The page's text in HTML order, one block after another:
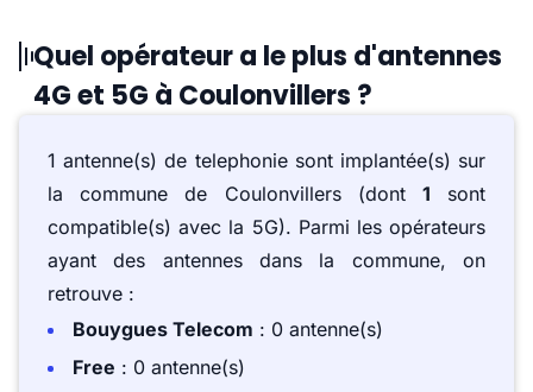
Quel opérateur a le plus d'antennes
4G et 5G à Coulonvillers ?
1 antenne(s) de telephonie sont implantée(s) sur
la commune de Coulonvillers (dont 1 sont
compatible(s) avec la 5G). Parmi les opérateurs
ayant des antennes dans la commune, on
retrouve :
Bouygues Telecom : 0 antenne(s)
Free : 0 antenne(s)